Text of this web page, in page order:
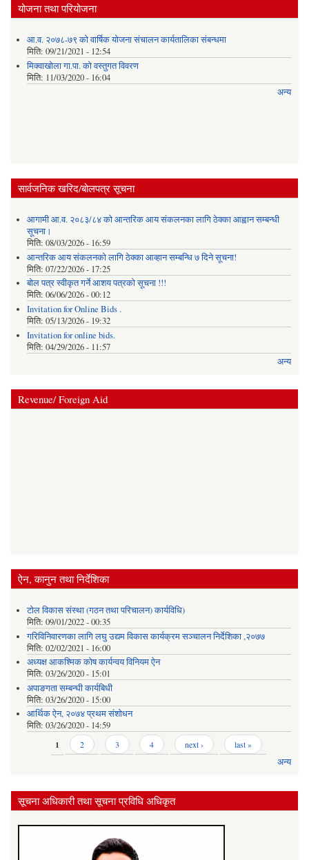
योजना तथा परियोजना
आ.व. २०७८-७९ को वार्षिक योजना संचालन कार्यतालिका संबन्धमा
मिति: 09/21/2021 - 12:54
मिक्वाखोला गा.पा. को वस्तुगत विवरण
मिति: 11/03/2020 - 16:04
अन्य
सार्वजनिक खरिद/बोलपत्र सूचना
आगामी आ.व. २०८३/८४ को आन्तरिक आय संकलनका लागि ठेक्का आह्वान सम्बन्धी
सूचना।
मिति: 08/03/2026 - 16:59
आन्तरिक आय संकलनको लागि ठेक्‍का आव्हान सम्बन्धि ७ दिने सूचना!
मिति: 07/22/2026 - 17:25
बोल पत्र स्वीकृत गर्ने आशय पत्रको सूचना !!!
मिति: 06/06/2026 - 00:12
Invitation for Online Bids .
मिति: 05/13/2026 - 19:32
Invitation for online bids.
मिति: 04/29/2026 - 11:57
अन्य
Revenue/ Foreign Aid
ऐन, कानुन तथा निर्देशिका
टोल विकास संस्था (गठन तथा परिचालन) कार्यविधि)
मिति: 09/01/2022 - 00:35
गरिविनिवारणका लागि लघु उद्यम विकास कार्यक्रम सञ्चालन निर्देशिका ,२०७७
मिति: 02/02/2021 - 16:00
अध्यक्ष आकश्मिक कोष कार्यन्वय विनियम ऐन
मिति: 03/26/2020 - 15:01
अपाङगता सम्बन्घी कार्यबिधी
मिति: 03/26/2020 - 15:00
आर्थिक ऐन, २०७४ प्रथम संशोधन
मिति: 03/26/2020 - 14:59
1 2 3 4 next › last »
अन्य
सूचना अधिकारी तथा सूचना प्रविधि अधिकृत